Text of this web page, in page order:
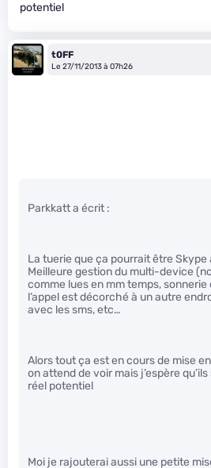
potentiel
t0FF
Le 27/11/2013 à 07h26
Parkkatt a écrit :
La tuerie que ça pourrait être Skype
Meilleure gestion du multi-device
comme lues en mm temps, sonnerie
l’appel est décorché à un autre
avec les sms, etc…
Alors tout ça est en cours de mise
on attend de voir mais j’espère
réel potentiel
Moi je rajouterai aussi une petite